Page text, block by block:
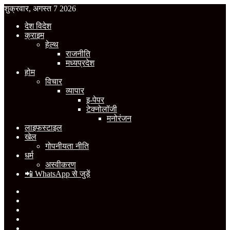
शुक्रवार, अगस्त 7 2026
देश विदेश
क्राइम
हेल्थ
राजनीति
मध्यप्रदेश
होम
विचार
व्यापार
इ-पेपर
टेक्नोलॉजी
मनोरंजन
लाइफस्टाइल
खेल
गोपनीयता नीति
धर्म
अस्वीकरण
📲 WhatsApp से जुड़ें